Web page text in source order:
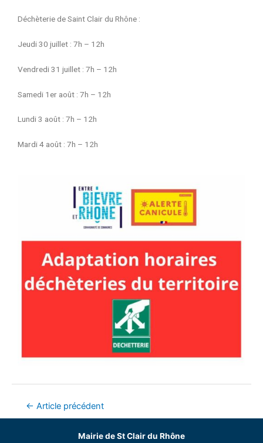
Déchèterie de Saint Clair du Rhône :
Jeudi 30 juillet : 7h – 12h
Vendredi 31 juillet : 7h – 12h
Samedi 1er août : 7h – 12h
Lundi 3 août : 7h – 12h
Mardi 4 août : 7h – 12h
← Article précédent
Mairie de St Clair du Rhône